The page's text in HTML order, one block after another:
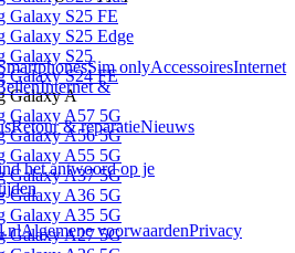
Galaxy S25 FE
Galaxy S25 Edge
Galaxy S25
Galaxy S24 FE
Galaxy A
Galaxy A57 5G
Galaxy A56 5G
Galaxy A55 5G
Galaxy A37 5G
Galaxy A36 5G
Galaxy A35 5G
Galaxy A27 5G
Sim onlyAccessoiresInternet
Internet &
Retour & reparatieNieuws
het antwoord op je
Algemene voorwaardenPrivacy